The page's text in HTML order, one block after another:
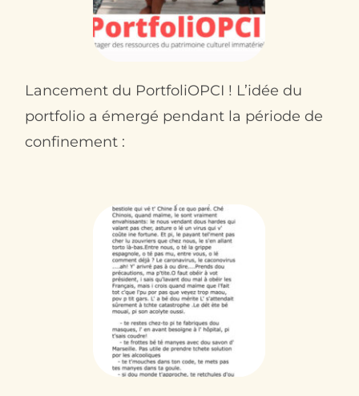
Lancement du PortfoliOPCI ! L’idée du
portfolio a émergé pendant la période de
confinement :